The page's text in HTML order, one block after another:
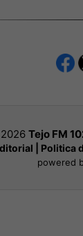
Tejo FM
Politica
powered